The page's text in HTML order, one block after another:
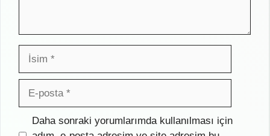
İsim
posta
İnternet
Daha sonraki yorumlarımda kullanılması için